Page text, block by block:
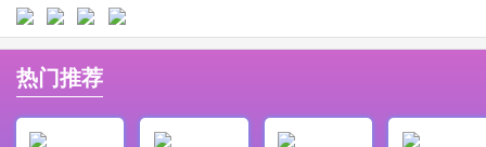
生活表现自我很自在。
微博app软件亮点
短视频和直播内容丰富，清晰流畅，滑动之间就能看到
有趣的剪辑和现场片段。
热门推荐